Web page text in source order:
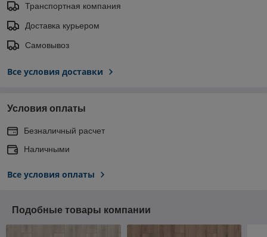
Транспортная компания
Доставка курьером
Самовывоз
Все условия доставки
Условия оплаты
Безналичный расчет
Наличными
Все условия оплаты
Подобные товары компании